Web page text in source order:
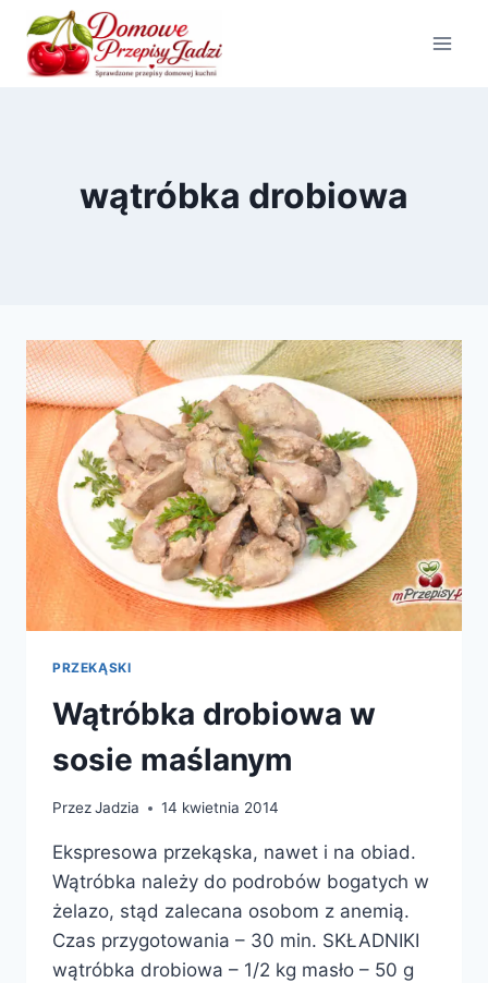
Przejdź
treści
wątróbka drobiowa
PRZEKĄSKI
Wątróbka drobiowa w
sosie maślanym
PrzezJadzia 14 kwietnia 2014
Ekspresowa przekąska, nawet i na obiad.
Wątróbka należy do podrobów bogatych w
żelazo, stąd zalecana osobom z anemią.
Czas przygotowania – 30 min. SKŁADNIKI
wątróbka drobiowa – 1/2 kg masło – 50 g